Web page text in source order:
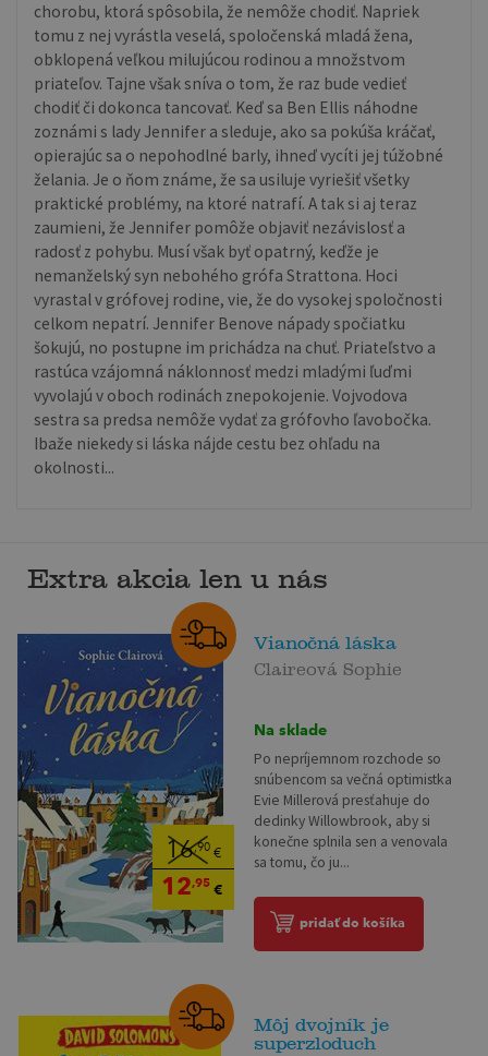
chorobu, ktorá spôsobila, že nemôže chodiť. Napriek
tomu z nej vyrástla veselá, spoločenská mladá žena,
obklopená veľkou milujúcou rodinou a množstvom
priateľov. Tajne však sníva o tom, že raz bude vedieť
chodiť či dokonca tancovať. Keď sa Ben Ellis náhodne
zoznámi s lady Jennifer a sleduje, ako sa pokúša kráčať,
opierajúc sa o nepohodlné barly, ihneď vycíti jej túžobné
želania. Je o ňom známe, že sa usiluje vyriešiť všetky
praktické problémy, na ktoré natrafí. A tak si aj teraz
zaumieni, že Jennifer pomôže objaviť nezávislosť a
radosť z pohybu. Musí však byť opatrný, keďže je
nemanželský syn nebohého grófa Strattona. Hoci
vyrastal v grófovej rodine, vie, že do vysokej spoločnosti
celkom nepatrí. Jennifer Benove nápady spočiatku
šokujú, no postupne im prichádza na chuť. Priateľstvo a
rastúca vzájomná náklonnosť medzi mladými ľuďmi
vyvolajú v oboch rodinách znepokojenie. Vojvodova
sestra sa predsa nemôže vydať za grófovho ľavobočka.
Ibaže niekedy si láska nájde cestu bez ohľadu na
okolnosti...
Extra akcia len u nás
16,90 €
12,95 €
Vianočná láska
Claireová Sophie
Na sklade
Po nepríjemnom rozchode so
snúbencom sa večná optimistka
Evie Millerová presťahuje do
dedinky Willowbrook, aby si
konečne splnila sen a venovala
sa tomu, čo ju...
pridať do košíka
Môj dvojník je
superzloduch